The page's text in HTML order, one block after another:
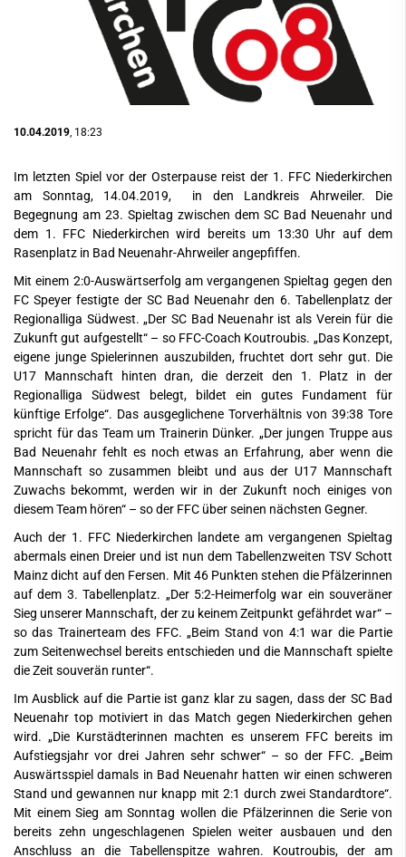
10.04.2019 , 18:23
Im letzten Spiel vor der Osterpause reist der 1. FFC Niederkirchen
am Sonntag, 14.04.2019, in den Landkreis Ahrweiler. Die
Begegnung am 23. Spieltag zwischen dem SC Bad Neuenahr und
dem 1. FFC Niederkirchen wird bereits um 13:30 Uhr auf dem
Rasenplatz in Bad Neuenahr-Ahrweiler angepfiffen.
Mit einem 2:0-Auswärtserfolg am vergangenen Spieltag gegen den
FC Speyer festigte der SC Bad Neuenahr den 6. Tabellenplatz der
Regionalliga Südwest. „Der SC Bad Neuenahr ist als Verein für die
Zukunft gut aufgestellt“ – so FFC-Coach Koutroubis. „Das Konzept,
eigene junge Spielerinnen auszubilden, fruchtet dort sehr gut. Die
U17 Mannschaft hinten dran, die derzeit den 1. Platz in der
Regionalliga Südwest belegt, bildet ein gutes Fundament für
künftige Erfolge“. Das ausgeglichene Torverhältnis von 39:38 Tore
spricht für das Team um Trainerin Dünker. „Der jungen Truppe aus
Bad Neuenahr fehlt es noch etwas an Erfahrung, aber wenn die
Mannschaft so zusammen bleibt und aus der U17 Mannschaft
Zuwachs bekommt, werden wir in der Zukunft noch einiges von
diesem Team hören“ – so der FFC über seinen nächsten Gegner.
Auch der 1. FFC Niederkirchen landete am vergangenen Spieltag
abermals einen Dreier und ist nun dem Tabellenzweiten TSV Schott
Mainz dicht auf den Fersen. Mit 46 Punkten stehen die Pfälzerinnen
auf dem 3. Tabellenplatz. „Der 5:2-Heimerfolg war ein souveräner
Sieg unserer Mannschaft, der zu keinem Zeitpunkt gefährdet war“ –
so das Trainerteam des FFC. „Beim Stand von 4:1 war die Partie
zum Seitenwechsel bereits entschieden und die Mannschaft spielte
die Zeit souverän runter“.
Im Ausblick auf die Partie ist ganz klar zu sagen, dass der SC Bad
Neuenahr top motiviert in das Match gegen Niederkirchen gehen
wird. „Die Kurstädterinnen machten es unserem FFC bereits im
Aufstiegsjahr vor drei Jahren sehr schwer“ – so der FFC. „Beim
Auswärtsspiel damals in Bad Neuenahr hatten wir einen schweren
Stand und gewannen nur knapp mit 2:1 durch zwei Standardtore“.
Mit einem Sieg am Sonntag wollen die Pfälzerinnen die Serie von
bereits zehn ungeschlagenen Spielen weiter ausbauen und den
Anschluss an die Tabellenspitze wahren. Koutroubis, der am